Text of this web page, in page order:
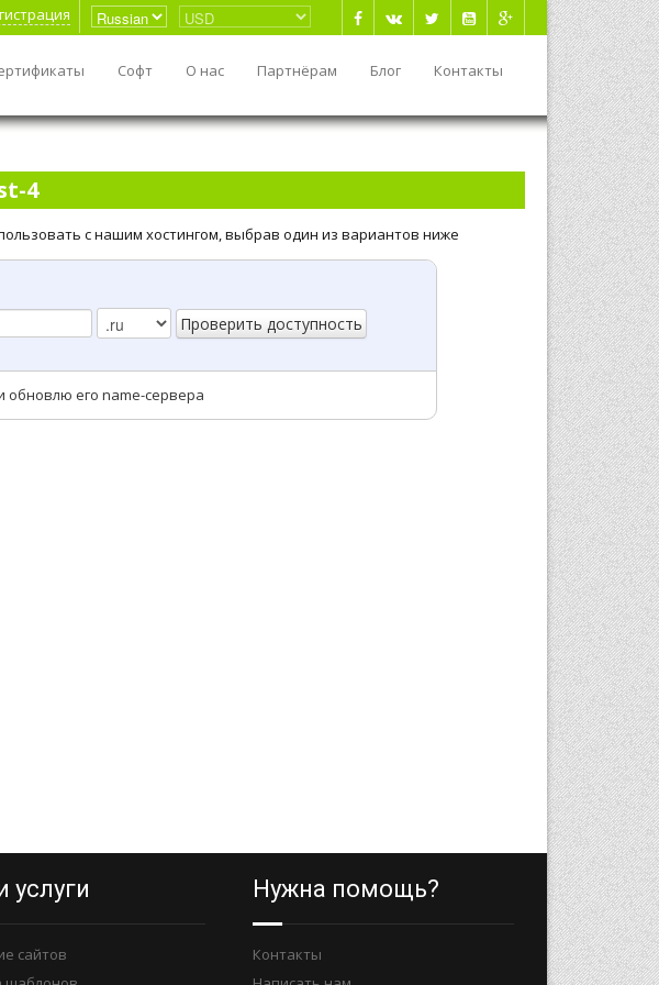
Софт О нас Партнёрам Блог Контакты
4
с нашим хостингом, выбрав один из вариантов ниже
обновлю его name-сервера
услуги
сайтов
Нужна помощь?
Контакты